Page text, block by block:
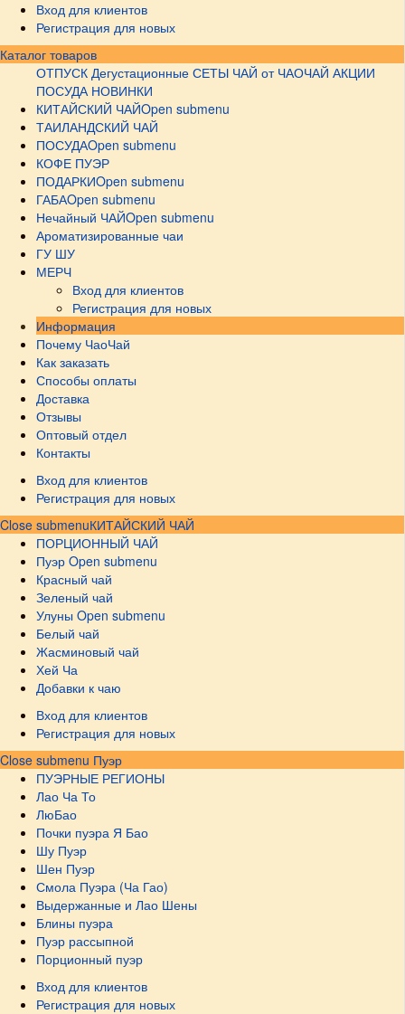
Вход для клиентов
Регистрация для новых
Каталог товаров
ОТПУСК Дегустационные СЕТЫ ЧАЙ от ЧАОЧАЙ АКЦИИ
ПОСУДА НОВИНКИ
КИТАЙСКИЙ ЧАЙOpen submenu
ТАИЛАНДСКИЙ ЧАЙ
ПОСУДАOpen submenu
КОФЕ ПУЭР
ПОДАРКИOpen submenu
ГАБАOpen submenu
Нечайный ЧАЙOpen submenu
Ароматизированные чаи
ГУ ШУ
МЕРЧ
Вход для клиентов
Регистрация для новых
Информация
Почему ЧаоЧай
Как заказать
Способы оплаты
Доставка
Отзывы
Оптовый отдел
Контакты
Вход для клиентов
Регистрация для новых
Close submenuКИТАЙСКИЙ ЧАЙ
ПОРЦИОННЫЙ ЧАЙ
Пуэр Open submenu
Красный чай
Зеленый чай
Улуны Open submenu
Белый чай
Жасминовый чай
Хей Ча
Добавки к чаю
Вход для клиентов
Регистрация для новых
Close submenu Пуэр
ПУЭРНЫЕ РЕГИОНЫ
Лао Ча То
ЛюБао
Почки пуэра Я Бао
Шу Пуэр
Шен Пуэр
Смола Пуэра (Ча Гао)
Выдержанные и Лао Шены
Блины пуэра
Пуэр рассыпной
Порционный пуэр
Вход для клиентов
Регистрация для новых